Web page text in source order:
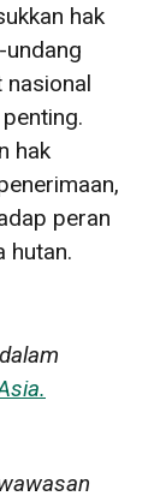
hak
nasional
hak
peran
hutan.